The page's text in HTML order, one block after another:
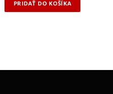
PRIDAŤ DO KOŠÍKA